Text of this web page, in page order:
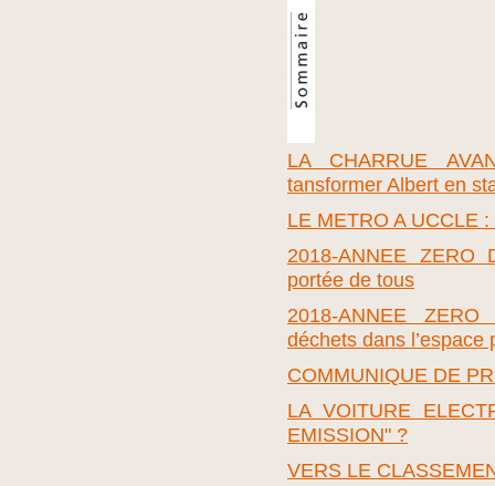
LA CHARRUE
tansformer Albert en
LE METRO A UCCLE
2018-ANNEE
portée de tous
2018-ANNEE
déchets dans l’espace
COMMUNIQUE DE
LA VOITURE
EMISSION" ?
VERS LE